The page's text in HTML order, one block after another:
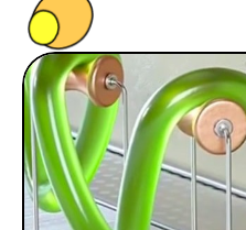
FOOD
BONS